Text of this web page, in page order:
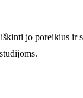
jo poreikius ir